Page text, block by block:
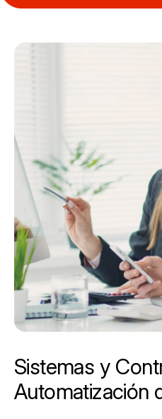
Sistemas y
Automatización